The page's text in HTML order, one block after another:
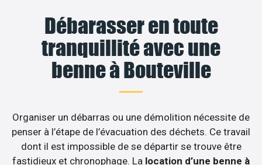
Débarasser en toute
tranquillité avec une
benne à Bouteville
Organiser un débarras ou une démolition nécessite de
penser à l’étape de l’évacuation des déchets. Ce travail
dont il est impossible de se départir se trouve être
fastidieux et chronophage. La location d’une benne à